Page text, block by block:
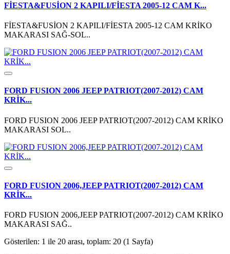
FİESTA&FUSİON 2 KAPILI/FİESTA 2005-12 CAM K...
FİESTA&FUSİON 2 KAPILI/FİESTA 2005-12 CAM KRİKO
MAKARASI SAĞ-SOL..
FORD FUSION 2006 JEEP PATRIOT(2007-2012) CAM
KRİK...
FORD FUSION 2006 JEEP PATRIOT(2007-2012) CAM KRİKO
MAKARASI SOL..
FORD FUSION 2006,JEEP PATRIOT(2007-2012) CAM
KRİK...
FORD FUSION 2006,JEEP PATRIOT(2007-2012) CAM KRİKO
MAKARASI SAĞ..
Gösterilen: 1 ile 20 arası, toplam: 20 (1 Sayfa)